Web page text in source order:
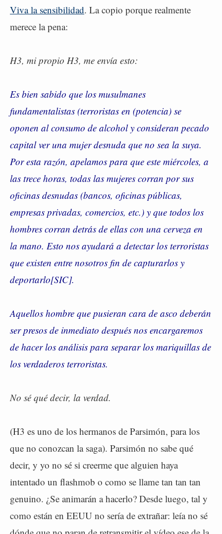
Viva la sensibilidad. La copio porque realmente
merece la pena:
H3, mi propio H3, me envía esto:
Es bien sabido que los musulmanes
fundamentalistas (terroristas en (potencia) se
oponen al consumo de alcohol y consideran pecado
capital ver una mujer desnuda que no sea la suya.
Por esta razón, apelamos para que este miércoles, a
las trece horas, todas las mujeres corran por sus
oficinas desnudas (bancos, oficinas públicas,
empresas privadas, comercios, etc.) y que todos los
hombres corran detrás de ellas con una cerveza en
la mano. Esto nos ayudará a detectar los terroristas
que existen entre nosotros fin de capturarlos y
deportarlo[SIC].
Aquellos hombre que pusieran cara de asco deberán
ser presos de inmediato después nos encargaremos
de hacer los análisis para separar los mariquillas de
los verdaderos terroristas.
No sé qué decir, la verdad.
(H3 es uno de los hermanos de Parsimón, para los
que no conozcan la saga). Parsimón no sabe qué
decir, y yo no sé si creerme que alguien haya
intentado un flashmob o como se llame tan tan tan
genuino. ¿Se animarán a hacerlo? Desde luego, tal y
como están en EEUU no sería de extrañar: leía no sé